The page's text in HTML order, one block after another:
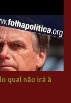
Agência Brasil) O
confirmaram à
planilhas da
Geraldo
ter negociado
como o
em 2010 Leia
qual não irá à